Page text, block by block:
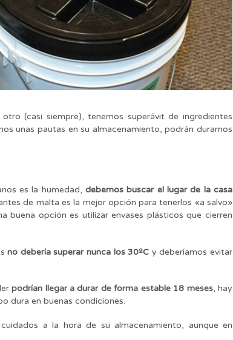
(casi siempre), tenemos superávit de ingredientes
unas pautas en su almacenamiento, podrán durarnos
es la humedad,debemos buscar el lugar de la casa
de malta es la mejor opción para tenerlos «a salvo»
buena opción es utilizar envases plásticos que cierren
no debería superar nunca los 30ºC y deberíamos evitar
podrían llegar a durar de forma estable 18 meses, hay
dura en buenas condiciones.
a la hora de su almacenamiento, aunque en